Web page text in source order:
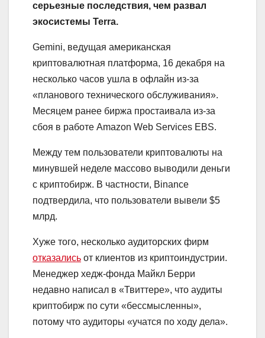
серьезные последствия, чем развал
экосистемы Terra.
Gemini, ведущая американская
криптовалютная платформа, 16 декабря на
несколько часов ушла в офлайн из-за
«планового технического обслуживания».
Месяцем ранее биржа простаивала из-за
сбоя в работе Amazon Web Services EBS.
Между тем пользователи криптовалюты на
минувшей неделе массово выводили деньги
с криптобирж. В частности, Binance
подтвердила, что пользователи вывели $5
млрд.
Хуже того, несколько аудиторских фирм
отказались от клиентов из криптоиндустрии.
Менеджер хедж-фонда Майкл Берри
недавно написал в «Твиттере», что аудиты
криптобирж по сути «бессмысленны»,
потому что аудиторы «учатся по ходу дела».